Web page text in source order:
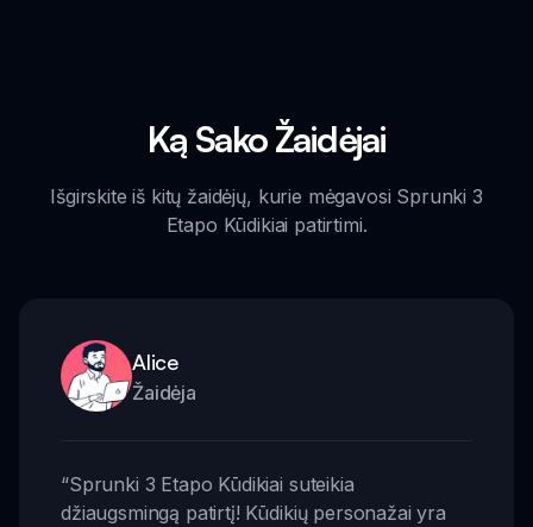
Ką Sako Žaidėjai
Išgirskite iš kitų žaidėjų, kurie mėgavosi Sprunki 3
Etapo Kūdikiai patirtimi.
Alice
Žaidėja
“Sprunki 3 Etapo Kūdikiai suteikia
džiaugsmingą patirtį! Kūdikių personažai yra